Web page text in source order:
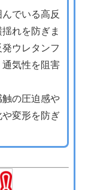
でいる高反
れを防ぎま
ウレタンフ
通気性を阻害
の圧迫感や
変形を防ぎ